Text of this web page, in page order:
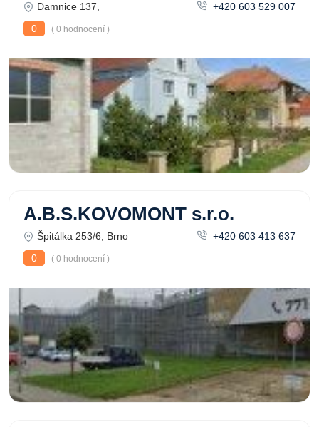
Damnice 137,
+420 603 529 007
0
( 0 hodnocení )
A.B.S.KOVOMONT s.r.o.
Špitálka 253/6, Brno
+420 603 413 637
0
( 0 hodnocení )